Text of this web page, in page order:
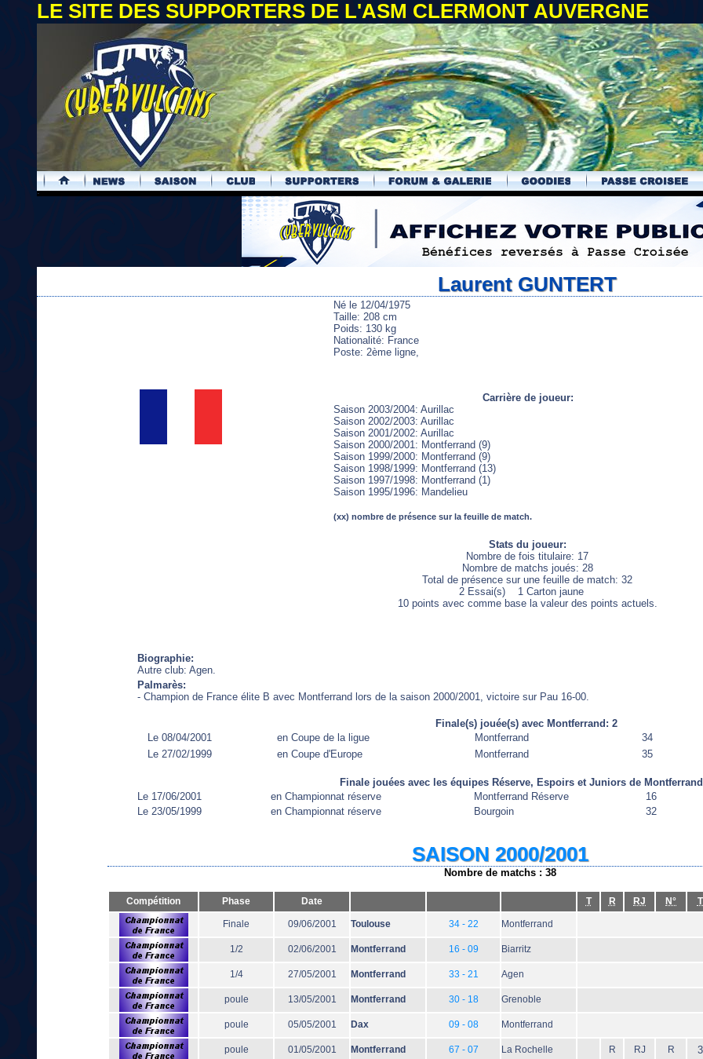
LE SITE DES SUPPORTERS DE L'ASM CLERMONT AUVERGNE
.
Laurent GUNTERT
Né le 12/04/1975
Taille: 208 cm
Poids: 130 kg
Nationalité: France
Poste: 2ème ligne,
Carrière de joueur:
Saison 2003/2004: Aurillac
Saison 2002/2003: Aurillac
Saison 2001/2002: Aurillac
Saison 2000/2001: Montferrand (9)
Saison 1999/2000: Montferrand (9)
Saison 1998/1999: Montferrand (13)
Saison 1997/1998: Montferrand (1)
Saison 1995/1996: Mandelieu
(xx) nombre de présence sur la feuille de match.
Stats du joueur:
Nombre de fois titulaire: 17
Nombre de matchs joués: 28
Total de présence sur une feuille de match: 32
2 Essai(s) 1 Carton jaune
10 points avec comme base la valeur des points actuels.
Biographie:
Autre club: Agen.
Palmarès:
- Champion de France élite B avec Montferrand lors de la saison 2000/2001, victoire sur Pau 16-00.
Finale(s) jouée(s) avec Montferrand: 2
Le 08/04/2001
en Coupe de la ligue Montferrand
34
Le 27/02/1999
en Coupe d'Europe Montferrand 35
Finale jouées avec les équipes Réserve, Espoirs et Juniors de
Le 17/06/2001
en Championnat réserve Montferrand Réserve
16
Le 23/05/1999
en Championnat réserve Bourgoin 32
SAISON 2000/2001
Nombre de matchs : 38
Compétition Phase Date T R RJ N°
Finale 09/06/2001 Toulouse 34 - 22 Montferrand
1/2 02/06/2001 Montferrand 16 - 09 Biarritz
1/4 27/05/2001 Montferrand 33 - 21 Agen
poule 13/05/2001 Montferrand 30 - 18 Grenoble
poule 05/05/2001 Dax 09 - 08 Montferrand
poule 01/05/2001 Montferrand 67 - 07 La Rochelle R RJ R